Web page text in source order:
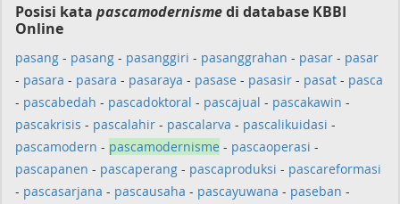
Posisi kata pascamodernismedi database KBBI
Online
pasang - pasang - pasanggiri - pasanggrahan - pasar - pasar
- pasara - pasara - pasaraya - pasase - pasasir - pasat - pasca
- pascabedah - pascadoktoral - pascajual - pascakawin -
pascakrisis - pascalahir - pascalarva - pascalikuidasi -
pascamodern - pascamodernisme - pascaoperasi -
pascapanen - pascaperang - pascaproduksi - pascareformasi
- pascasarjana - pascausaha - pascayuwana - paseban -